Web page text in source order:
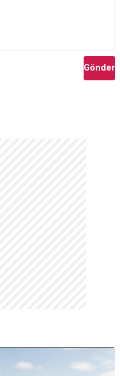
Gönder